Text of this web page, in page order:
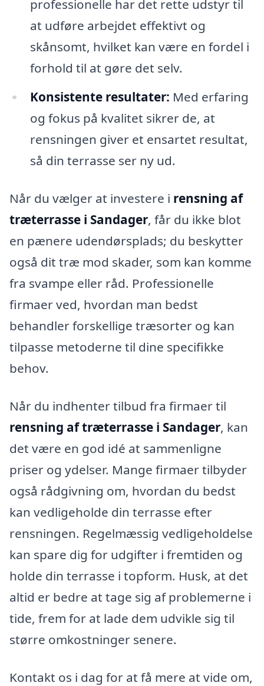
professionelle har det rette udstyr til
at udføre arbejdet effektivt og
skånsomt, hvilket kan være en fordel i
forhold til at gøre det selv.
Konsistente resultater: Med erfaring
og fokus på kvalitet sikrer de, at
rensningen giver et ensartet resultat,
så din terrasse ser ny ud.
Når du vælger at investere i rensning af
træterrasse i Sandager, får du ikke blot
en pænere udendørsplads; du beskytter
også dit træ mod skader, som kan komme
fra svampe eller råd. Professionelle
firmaer ved, hvordan man bedst
behandler forskellige træsorter og kan
tilpasse metoderne til dine specifikke
behov.
Når du indhenter tilbud fra firmaer til
rensning af træterrasse i Sandager, kan
det være en god idé at sammenligne
priser og ydelser. Mange firmaer tilbyder
også rådgivning om, hvordan du bedst
kan vedligeholde din terrasse efter
rensningen. Regelmæssig vedligeholdelse
kan spare dig for udgifter i fremtiden og
holde din terrasse i topform. Husk, at det
altid er bedre at tage sig af problemerne i
tide, frem for at lade dem udvikle sig til
større omkostninger senere.
Kontakt os i dag for at få mere at vide om,